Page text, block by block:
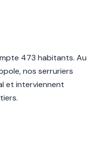
473 habitants. Au
nos serruriers
et interviennent